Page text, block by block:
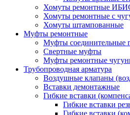
Хомуты ремонтные
Хомуты ремонтные с
Хомуты штампованные
Муфты ремонтные
Муфты соединительные
Свертные муфты
Муфты ремонтные
Трубопроводная арматура
Воздушные клапаны
Вставки демонтажные
Гибкие вставки
Гибкие вставки
Гибкие вставки